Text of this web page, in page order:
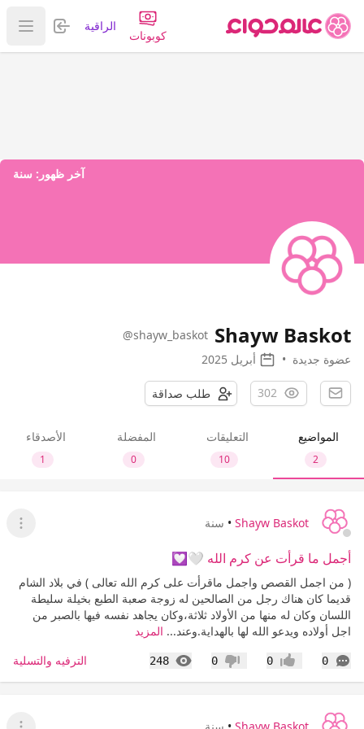
كوبونات
الراقية تسجيل
عرض
آخر ظهور: سنة
Shayw Baskot
@shayw_baskot
عضوة جديدة • أبريل 2025
302 طلب صداقة
المواضيع
2
التعليقات
10
المفضلة
0
الأصدقاء
1
Shayw Baskot
• سنة
عرض
أجمل ما قرأت عن كرم الله 🤍💟
( من اجمل القصص واجمل ماقرأت على كرم الله تعالى ) في بلاد الشام
قديما كان هناك رجل من الصالحين له زوجة صعبة الطبع بخيلة سليطة
اللسان وكان له منها من الأولاد ثلاثة،وكان يجاهد نفسه فيها بالصبر من
اجل أولاده ويدعو الله لها بالهداية.وعند... المزيد
0
التعليقات إعجاب0 عدم إعجاب
0
248
المشاهدات الترفيه والتسلية